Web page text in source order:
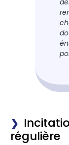
régulière